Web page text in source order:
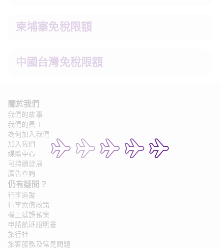
柬埔寨免稅限額
中國台灣免稅限額
關於我們
我們的故事
我們的員工
為何加入我們
加入我們
媒體中心
可持續發展
廣告查詢
仍有疑問？
行李追蹤
行李索償政策
機上延誤預案
申請航班證明書
旅行社
旅客服務及常見問題